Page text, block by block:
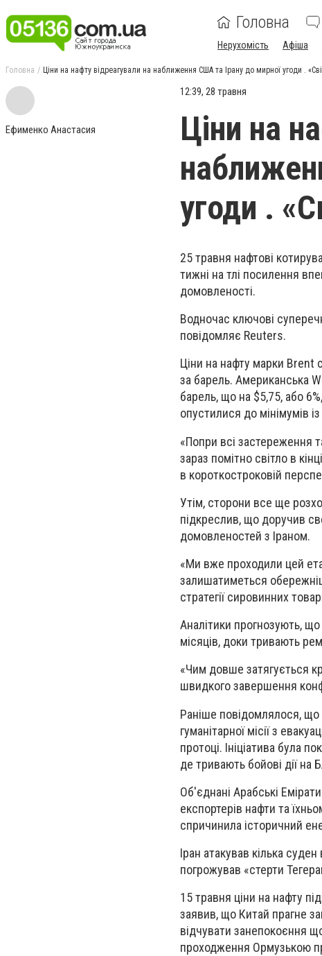
Головна
Нерухомість Афіша
Головна Ціни на нафту відреагували на наближення США та Ірану до мирної угоди .
Ефименко Анастасия
12:39, 28 травня
Ціни на
угоди .
25 травня нафтові
тижні на тлі посилення
домовленості.
Водночас ключові
повідомляє Reuters.
Ціни на нафту марки Brent
за барель. Американська
барель, що на $5,75, або
опустилися до мінімумів
«Попри всі застереження
зараз помітно світло в
в короткостроковій
Утім, сторони все ще
підкреслив, що доручив
домовленостей з Іраном.
«Ми вже проходили цей
залишатиметься
стратегії сировинних
Аналітики прогнозують,
місяців, доки тривають
«Чим довше затягується
швидкого завершення
Раніше повідомлялося,
гуманітарної місії з
протоці. Ініціатива була
де тривають бойові дії на
Об'єднані Арабські
експортерів нафти та
спричинила історичний
Іран атакував кілька
погрожував «стерти
15 травня ціни на нафту
заявив, що Китай прагне
відчувати занепокоєння
проходження Ормузькою